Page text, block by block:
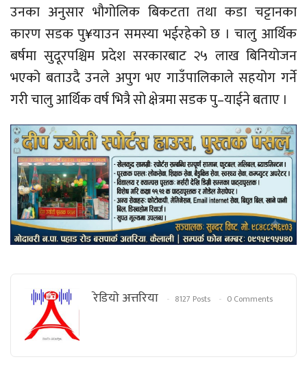
उनका अनुसार भौगोलिक बिकटता तथा कडा चट्टानका
कारण सडक पु¥याउन समस्या भईरहेको छ । चालु आर्थिक
बर्षमा सुदूरपश्चिम प्रदेश सरकारबाट २५ लाख बिनियोजन
भएको बताउदै उनले अपुग भए गाउँपालिकाले सहयोग गर्ने
गरी चालु आर्थिक वर्ष भित्रै सो क्षेत्रमा सडक पु–याईने बताए ।
रेडियाे अत्तरिया 8127 Posts 0 Comments